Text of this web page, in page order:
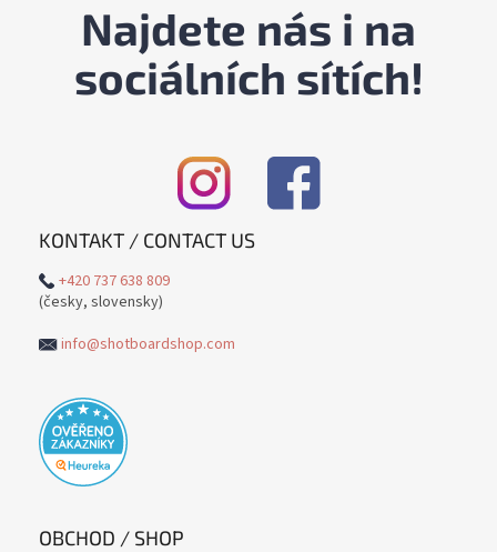
Najdete nás i na
sociálních sítích!
KONTAKT / CONTACT US
+420 737 638 809
(česky, slovensky)
info@shotboardshop.com
OBCHOD / SHOP